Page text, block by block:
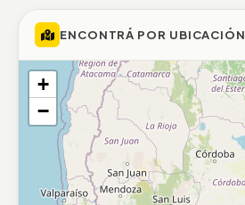
ENCONTRÁ POR UBICACIÓN
+
−